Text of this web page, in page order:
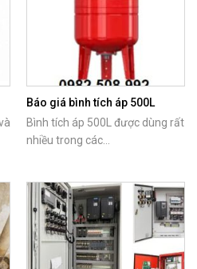
Báo giá bình tích áp 500L
chính hãng Italy
Bình tích áp 500L được dùng rất
nhiều trong các...